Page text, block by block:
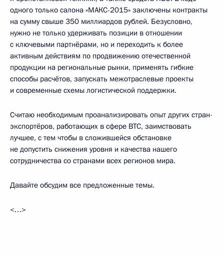
одного только салона «МАКС-2015» заключены контракты
на сумму свыше 350 миллиардов рублей. Безусловно,
нужно не только удерживать позиции в отношении
с ключевыми партнёрами, но и переходить к более
активным действиям по продвижению отечественной
продукции на региональные рынки, применять гибкие
способы расчётов, запускать межотраслевые проекты
и современные схемы логистической поддержки.
Считаю необходимым проанализировать опыт других стран-
экспортёров, работающих в сфере ВТС, заимствовать
лучшее, с тем чтобы в сложившейся обстановке
не допустить снижения уровня и качества нашего
сотрудничества со странами всех регионов мира.
Давайте обсудим все предложенные темы.
<…>